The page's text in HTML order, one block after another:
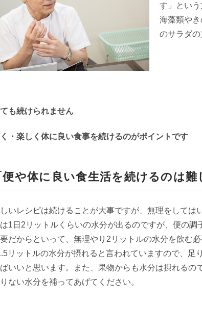
す」とい
海藻類や
のサラダの
も続けられません
・楽しく体に良い食事を続けるのがポイントです
便や体に良い食生活を続けるのは
いレシピは続けることが大事ですが、無理をしては
1日2リットルくらいの水分が出るのですが、便の調
だからといって、無理やり2リットルの水分を飲む
リットルの水分が摂れると言われていますので、足
いいと思います。また、果物からも水分は摂れるの
ない水分を補ってあげてください。